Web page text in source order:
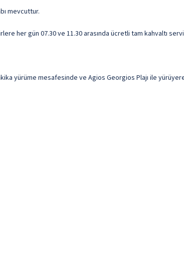
mevcuttur.
her gün 07.30 ve 11.30 arasında ücretli tam kahvaltı
yürüme mesafesinde ve Agios Georgios Plajı ile